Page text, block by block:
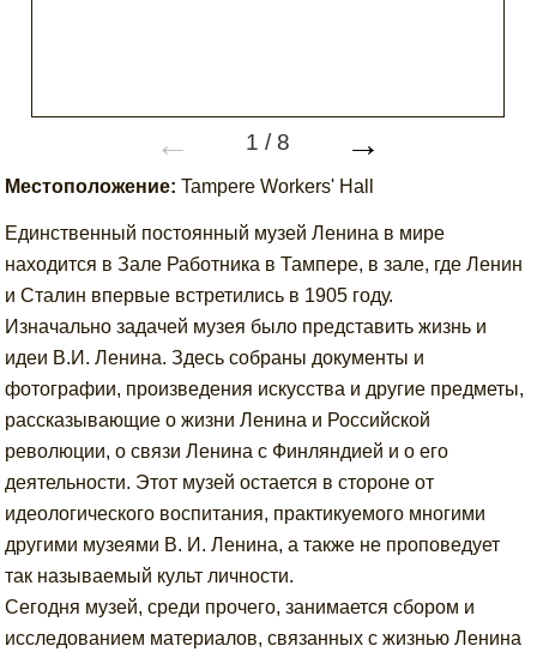
← 1 /8 →
Местоположение: Tampere Workers' Hall
Единственный постоянный музей Ленина в мире
находится в Зале Работника в Тампере, в зале, где Ленин
и Сталин впервые встретились в 1905 году.
Изначально задачей музея было представить жизнь и
идеи В.И. Ленина. Здесь собраны документы и
фотографии, произведения искусства и другие предметы,
рассказывающие о жизни Ленина и Российской
революции, о связи Ленина с Финляндией и о его
деятельности. Этот музей остается в стороне от
идеологического воспитания, практикуемого многими
другими музеями В. И. Ленина, а также не проповедует
так называемый культ личности.
Сегодня музей, среди прочего, занимается сбором и
исследованием материалов, связанных с жизнью Ленина